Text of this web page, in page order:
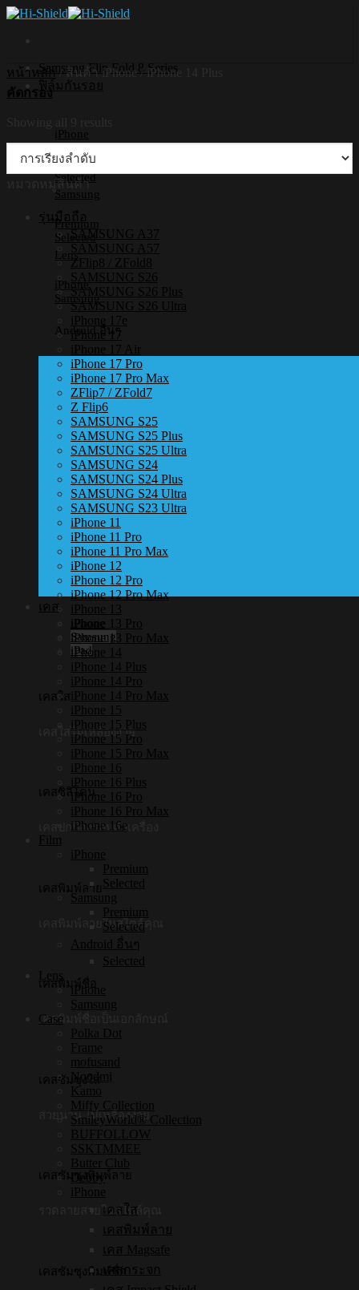
Skip
Samsung Flip Fold 8 Series
ฟิล์มกันรอย
iPhone
Premium
Selected
Samsung
Premium
Selected
Lens
iPhone
Samsung
Android อื่นๆ
เคส
iPhone
Samsung
iPad
เคสใส
เคสใสไม่เหลืองง่าย
เคสซิลิโคน
เคสปกป้องรอบตัวเครื่อง
เคสพิมพ์ลาย
เคสพิมพ์ลายในสไตล์คุณ
เคสพิมพ์ชื่อ
เคสพิมพ์ชื่อเป็นเอกลักษณ์
เคสซัมซุงใส
สวยนาน ไม่เหลืองง่าย
เคสซัมซุงพิมพ์ลาย
รวดลายสวยในสไตล์คุณ
เคสซัมซุงพิมพ์ชื่อ
หน้าหลัก /สินค้า iPhone/iPhone 14 Plus
คัดกรอง
หมวดหมู่สินค้า
รุ่นมือถือ
SAMSUNG A37
SAMSUNG A57
ZFlip8 / ZFold8
SAMSUNG S26
SAMSUNG S26 Plus
SAMSUNG S26 Ultra
iPhone 17e
iPhone 17
iPhone 17 Air
iPhone 17 Pro
iPhone 17 Pro Max
ZFlip7 / ZFold7
Z Flip6
SAMSUNG S25
SAMSUNG S25 Plus
SAMSUNG S25 Ultra
SAMSUNG S24
SAMSUNG S24 Plus
SAMSUNG S24 Ultra
SAMSUNG S23 Ultra
iPhone 11
iPhone 11 Pro
iPhone 11 Pro Max
iPhone 12
iPhone 12 Pro
iPhone 12 Pro Max
iPhone 13
iPhone 13 Pro
iPhone 13 Pro Max
iPhone 14
iPhone 14 Plus
iPhone 14 Pro
iPhone 14 Pro Max
iPhone 15
iPhone 15 Plus
iPhone 15 Pro
iPhone 15 Pro Max
iPhone 16
iPhone 16 Plus
iPhone 16 Pro
iPhone 16 Pro Max
iPhone 16e
Film
iPhone
Premium
Selected
Samsung
Premium
Selected
Android อื่นๆ
Selected
Lens
iPhone
Samsung
Case
Polka Dot
Frame
mofusand
Noodmi
Kamo
Miffy Collection
SmileyWorld® Collection
BUFFOLLOW
SSKTMMEE
Butter Club
Debby
iPhone
เคสใส
เคสพิมพ์ลาย
เคส Magsafe
เคสกระจก